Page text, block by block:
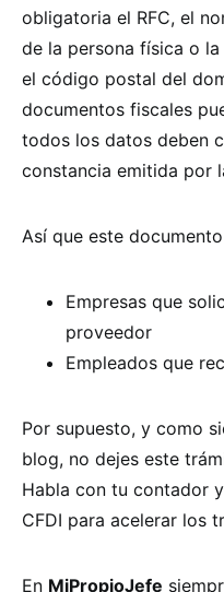
obligatoria el RFC, el
de la persona física o
el código postal del
documentos fiscales
todos los datos deben
constancia emitida por
Así que este
Empresas que
proveedor
Empleados que
Por supuesto, y como
blog, no dejes este
Habla con tu contador
CFDI para acelerar los
En MiPropioJefe